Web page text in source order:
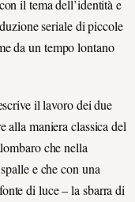
il tema dell’identità e
seriale di piccole
da un tempo lontano
il lavoro dei due
alla maniera classica del
che nella
e che con una
di luce – la sbarra di